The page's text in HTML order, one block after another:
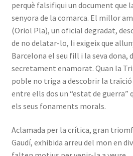
perquè falsifiqui un document que
senyora de la comarca. El millor
(Oriol Pla), un oficial degradat,
de no delatar-lo, li exigeix que
Barcelona el seu fill i la seva dona,
secretament enamorat. Quan la
poble no triga a descobrir la traïció
entre ells dos un “estat de
els seus fonaments morals.
Aclamada per la crítica, gran
Gaudí, exhibida arreu del mon en